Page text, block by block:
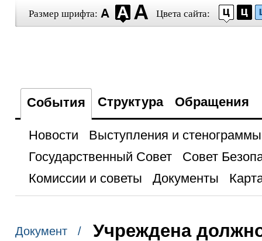
Размер шрифта: Цвета сайта:
События Структура Обращения
Новости
Выступления и стенограммы
Государственный Совет
Совет
Комиссии и советы
Документы
Документ /
Учреждена